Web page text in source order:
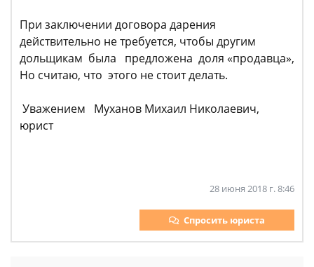
При заключении договора дарения
действительно не требуется, чтобы другим
дольщикам была предложена доля «продавца»,
Но считаю, что этого не стоит делать.
Уважением Муханов Михаил Николаевич,
юрист
28 июня 2018 г. 8:46
Спросить юриста